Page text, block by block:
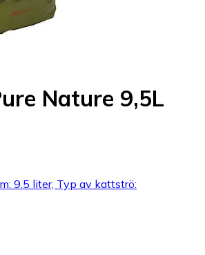
Nature 9,5L
9.5 liter, Typ av kattströ: